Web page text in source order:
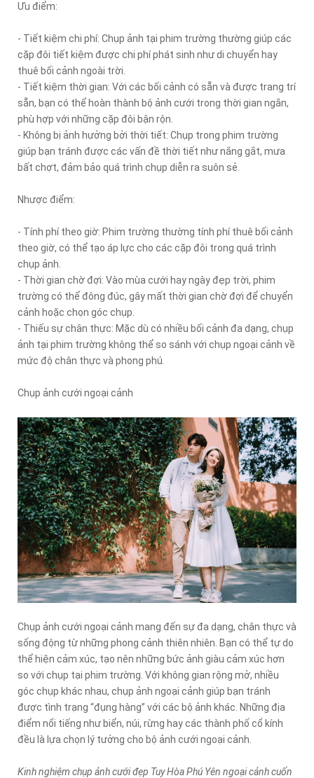
Ưu điểm:
- Tiết kiệm chi phí: Chụp ảnh tại phim trường thường giúp các
cặp đôi tiết kiệm được chi phí phát sinh như di chuyển hay
thuê bối cảnh ngoài trời.
- Tiết kiệm thời gian: Với các bối cảnh có sẵn và được trang trí
sẵn, bạn có thể hoàn thành bộ ảnh cưới trong thời gian ngắn,
phù hợp với những cặp đôi bận rộn.
- Không bị ảnh hưởng bởi thời tiết: Chụp trong phim trường
giúp bạn tránh được các vấn đề thời tiết như nắng gắt, mưa
bất chợt, đảm bảo quá trình chụp diễn ra suôn sẻ.
Nhược điểm:
- Tính phí theo giờ: Phim trường thường tính phí thuê bối cảnh
theo giờ, có thể tạo áp lực cho các cặp đôi trong quá trình
chụp ảnh.
- Thời gian chờ đợi: Vào mùa cưới hay ngày đẹp trời, phim
trường có thể đông đúc, gây mất thời gian chờ đợi để chuyển
cảnh hoặc chọn góc chụp.
- Thiếu sự chân thực: Mặc dù có nhiều bối cảnh đa dạng, chụp
ảnh tại phim trường không thể so sánh với chụp ngoại cảnh về
mức độ chân thực và phong phú.
Chụp ảnh cưới ngoại cảnh
Chụp ảnh cưới ngoại cảnh mang đến sự đa dạng, chân thực và
sống động từ những phong cảnh thiên nhiên. Bạn có thể tự do
thể hiện cảm xúc, tạo nên những bức ảnh giàu cảm xúc hơn
so với chụp tại phim trường. Với không gian rộng mở, nhiều
góc chụp khác nhau, chụp ảnh ngoại cảnh giúp bạn tránh
được tình trạng “đụng hàng” với các bộ ảnh khác. Những địa
điểm nổi tiếng như biển, núi, rừng hay các thành phố cổ kính
đều là lựa chọn lý tưởng cho bộ ảnh cưới ngoại cảnh.
Kinh nghiệm chụp ảnh cưới đẹp Tuy Hòa Phú Yên ngoại cảnh cuốn